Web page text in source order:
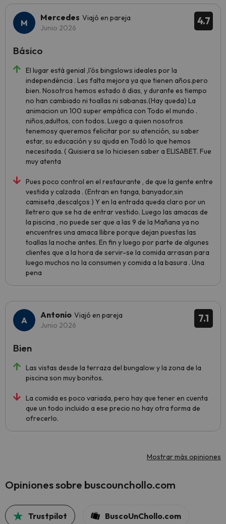
4.7
Mercedes Viajó en pareja
Junio 2026
El lugar està genial ,l'ós bingslows ideales por la
independència . Les falta mejora ya que tienen años.pero
bien. Nosotros hemos estado 6 dias, y durante es tiempo
no han cambiado ni toallas ni sabanas.(Hay queda) La
animacion un 100 super empàtica con Todo el mundo .
niños,adultos, con todos. Luego a quien nosotros
tenemosy queremos felicitar por su atención, su saber
estar, su educación y su ajuda en Todó lo que hemos
necesitada. ( Quisiera se lo hiciesen saber a ELISABET. Fue
muy atenta
Pues poco control en el restaurante , de que la gente entre
vestida y calzada . (Entran en tanga, banyador,sin
camiseta ,descalços ) Y en la entrada queda claro por un
lletrero que se ha de entrar vestido. Luego las amacas de
la piscina , no puede ser que a las 9 de la Mañana ya no
encuentres una amaca llibre porque dejan puestas las
toallas la noche antes. En fin y luego por parte de algunes
clientes que a la hora de servir-se la comida arrasan para
luego muchos no la consumen y comida a la basura . Una
pena
Básico
7.1
Antonio Viajó en pareja
Junio 2026
Las vistas desde la terraza del bungalow y la zona de la
piscina son muy bonitos.
La comida es poco variada, pero hay que tener en cuenta
que un todo incluido a ese precio no hay otra forma de
ofrecerlo.
Bien
Mostrar más opiniones
Opiniones sobre buscounchollo.com
Trustpilot BuscoUnChollo.com